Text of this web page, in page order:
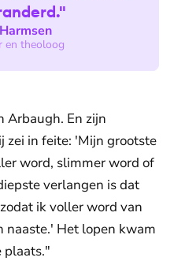
en theoloog
Arbaugh. En zijn
zei in feite: 'Mijn grootste
word, slimmer word of
verlangen is dat
ik voller word van
naaste.' Het lopen kwam
plaats."